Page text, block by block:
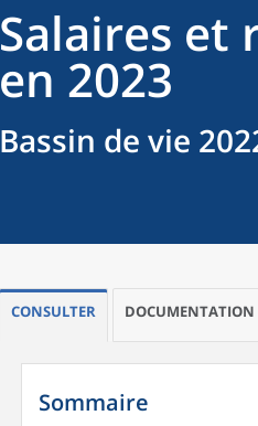
Salaires et
en 2023
Bassin de vie
CONSULTER DOCUMENTATION
Sommaire